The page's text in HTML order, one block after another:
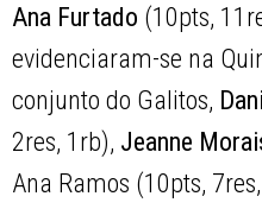
Ana Furtado (10pts,
evidenciaram-se na
conjunto do Galitos,
2res, 1rb), Jeanne
Ana Ramos (10pts,